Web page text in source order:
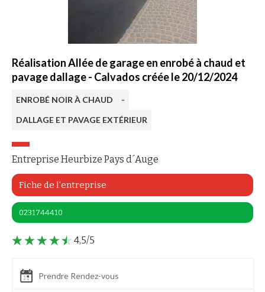
Réalisation Allée de garage en enrobé à chaud et
pavage dallage - Calvados créée le 20/12/2024
ENROBÉ NOIR À CHAUD
-
DALLAGE ET PAVAGE EXTÉRIEUR
Entreprise Heurbize Pays d´Auge
Fiche de l'entreprise
0231744410
4,5/5
Prendre Rendez-vous